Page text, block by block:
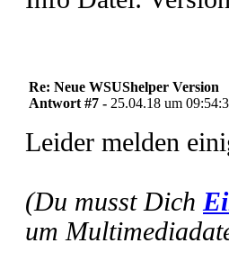
Re: Neue WSUShelper Version
Antwort #7 - 25.04.18 um
Leider melden
(Du musst Dich
um